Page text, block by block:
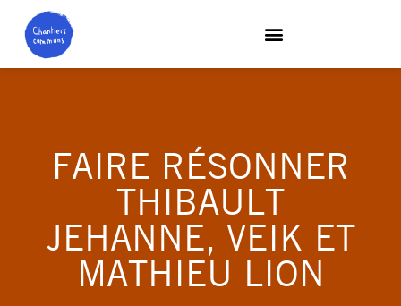
FAIRE RÉSONNER
THIBAULT
JEHANNE, VEIK ET
MATHIEU LION